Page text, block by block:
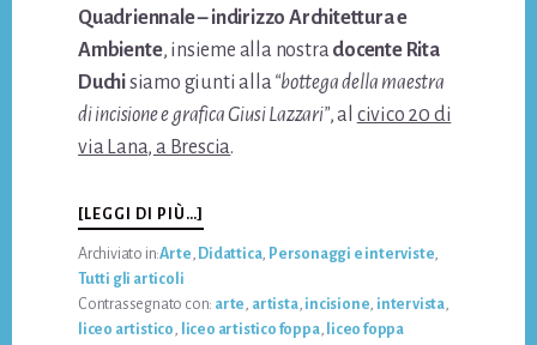
Quadriennale – indirizzo Architettura e
Ambiente, insieme alla nostradocente Rita
Duchisiamo giunti alla“bottega della maestra
di incisione e grafica Giusi Lazzari”, al civico 20 di
via Lana, a Brescia.
[LEGGI DI PIÙ…]
ALLA
BOTTEGA
GIUSI
LAZZARI
Archiviato in:Arte, Didattica, Personaggi e interviste,
Tutti gli articoli
Contrassegnato con: arte, artista, incisione, intervista,
liceo artistico, liceo artistico foppa, liceo foppa